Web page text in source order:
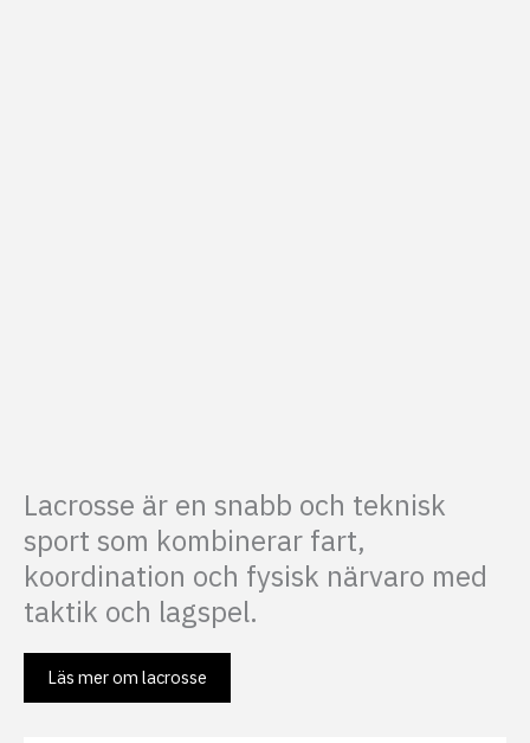
Lacrosse är en snabb och teknisk
sport som kombinerar fart,
koordination och fysisk närvaro med
taktik och lagspel.
Läs mer om lacrosse